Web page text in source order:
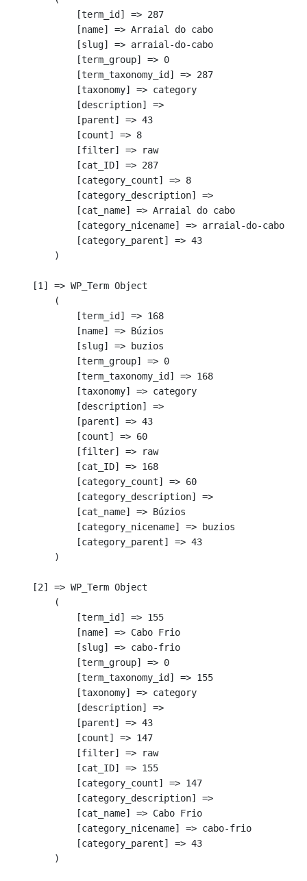
            [term_id] => 287
            [name] => Arraial do cabo
            [slug] => arraial-do-cabo
            [term_group] => 0
            [term_taxonomy_id] => 287
            [taxonomy] => category
            [description] =>
            [parent] => 43
            [count] => 8
            [filter] => raw
            [cat_ID] => 287
            [category_count] => 8
            [category_description] =>
            [cat_name] => Arraial do cabo
            [category_nicename] => arraial-do-cabo
            [category_parent] => 43
        )
    [1] => WP_Term Object
        (
            [term_id] => 168
            [name] => Búzios
            [slug] => buzios
            [term_group] => 0
            [term_taxonomy_id] => 168
            [taxonomy] => category
            [description] =>
            [parent] => 43
            [count] => 60
            [filter] => raw
            [cat_ID] => 168
            [category_count] => 60
            [category_description] =>
            [cat_name] => Búzios
            [category_nicename] => buzios
            [category_parent] => 43
        )
    [2] => WP_Term Object
        (
            [term_id] => 155
            [name] => Cabo Frio
            [slug] => cabo-frio
            [term_group] => 0
            [term_taxonomy_id] => 155
            [taxonomy] => category
            [description] =>
            [parent] => 43
            [count] => 147
            [filter] => raw
            [cat_ID] => 155
            [category_count] => 147
            [category_description] =>
            [cat_name] => Cabo Frio
            [category_nicename] => cabo-frio
            [category_parent] => 43
        )